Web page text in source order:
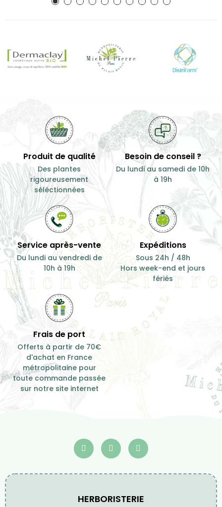
Produit de qualité
Des plantes
rigoureusement
séléctionnées
Besoin de conseil ?
Du lundi au samedi de 10h
à 19h
Service après-vente
Du lundi au vendredi de
10h à 19h
Expéditions
Sous 24h / 48h
Hors week-end et jours
fériés
Frais de port
Offerts à partir de 70€
d'achat en France
métropolitaine pour
toute commande passée
sur notre site internet
HERBORISTERIE